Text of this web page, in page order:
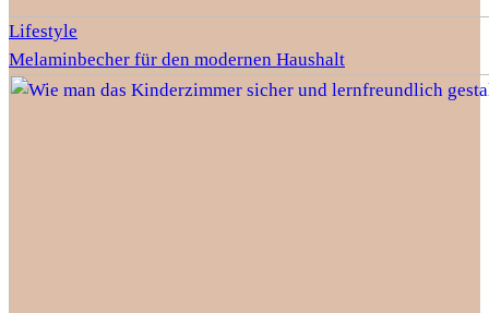
Lifestyle
Melaminbecher für den modernen Haushalt